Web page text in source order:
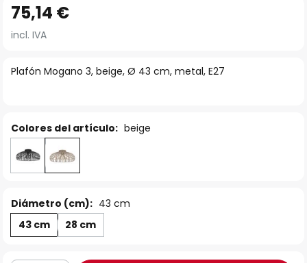
comienzo
laPlafón Mogano 3, beige, Ø 43 cm, metal, E27
75,14 €
incl. IVA
Colores del artículo: beige
Diámetro (cm): 43 cm
43 cm
28 cm